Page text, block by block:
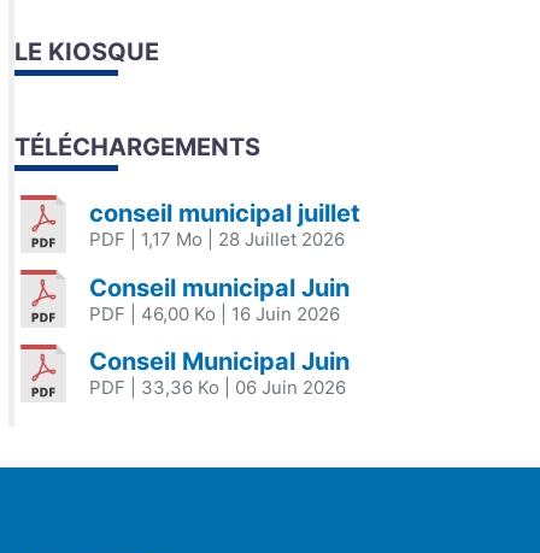
LE KIOSQUE
TÉLÉCHARGEMENTS
conseil municipal juillet
PDF | 1,17 Mo | 28 Juillet 2026
Conseil municipal Juin
PDF | 46,00 Ko | 16 Juin 2026
Conseil Municipal Juin
PDF | 33,36 Ko | 06 Juin 2026